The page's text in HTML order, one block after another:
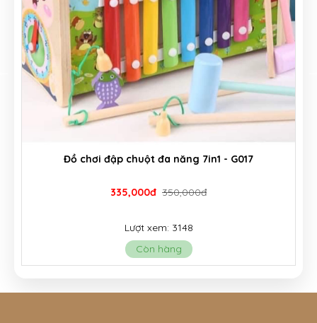
Đồ chơi đập chuột đa năng 7in1 - G017
335,000đ 350,000đ
Lượt xem: 3148
Còn hàng